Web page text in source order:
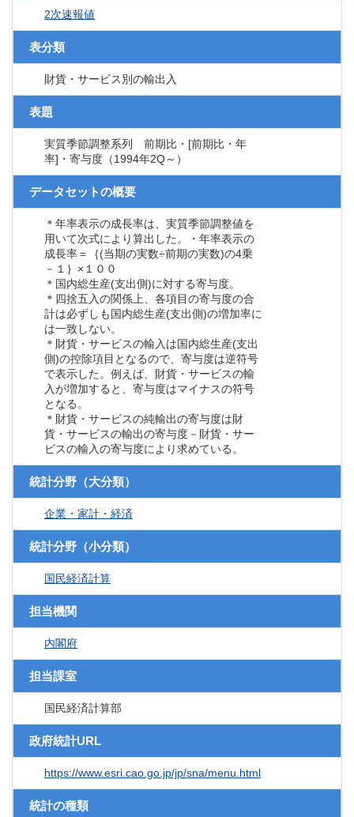
2次速報値
表分類
財貨・サービス別の輸出入
表題
実質季節調整系列 前期比・[前期比・年
率]・寄与度（1994年2Q～）
データセットの概要
＊年率表示の成長率は、実質季節調整値を
用いて次式により算出した。・年率表示の
成長率＝｛(当期の実数÷前期の実数)の4乗
－１｝×１００
＊国内総生産(支出側)に対する寄与度。
＊四捨五入の関係上、各項目の寄与度の合
計は必ずしも国内総生産(支出側)の増加率に
は一致しない。
＊財貨・サービスの輸入は国内総生産(支出
側)の控除項目となるので、寄与度は逆符号
で表示した。例えば、財貨・サービスの輸
入が増加すると、寄与度はマイナスの符号
となる。
＊財貨・サービスの純輸出の寄与度は財
貨・サービスの輸出の寄与度－財貨・サー
ビスの輸入の寄与度により求めている。
統計分野（大分類）
企業・家計・経済
統計分野（小分類）
国民経済計算
担当機関
内閣府
担当課室
国民経済計算部
政府統計URL
https://www.esri.cao.go.jp/jp/sna/menu.html
統計の種類